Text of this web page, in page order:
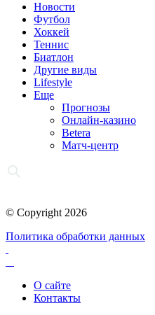
Новости
Футбол
Хоккей
Теннис
Биатлон
Другие виды
Lifestyle
Еще
Прогнозы
Онлайн-казино
Betera
Матч-центр
© Copyright 2026
Политика обработки данных
О сайте
Контакты